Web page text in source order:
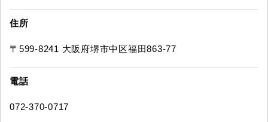
住所
〒599-8241 大阪府堺市中区福田863-77
電話
072-370-0717